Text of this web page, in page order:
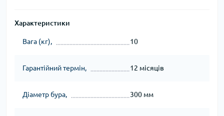
Характеристики
Вага (кг), 10
Гарантійний термін, 12 місяців
Діаметр бура, 300 мм